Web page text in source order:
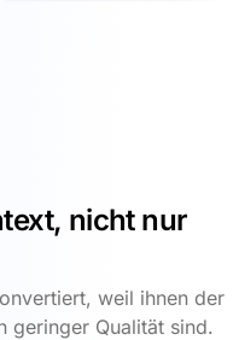
nicht nur
weil ihnen der
geringer Qualität sind.